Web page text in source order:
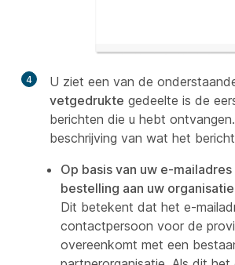
4
U ziet een van de
vetgedrukte gedeelte is de
berichten die u hebt
beschrijving van wat het
Op basis van uw e-mailadres
bestelling aan uw
Dit betekent dat het e-
contactpersoon voor de
overeenkomt met een